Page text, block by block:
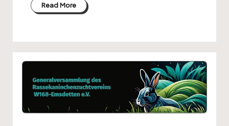
Read More